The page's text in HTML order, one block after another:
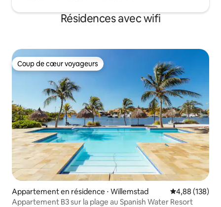
Résidences avec wifi
Coup de cœur voyageurs
Coup de cœur voyageurs
Appartement en résidence ⋅ Willemstad Évaluation
4,88 (138)
Appartement B3 sur la plage au Spanish Water Resort